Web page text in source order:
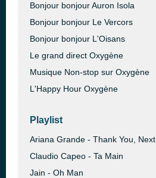
Bonjour bonjour Auron Isola
Bonjour bonjour Le Vercors
Bonjour bonjour L'Oisans
Le grand direct Oxygène
Musique Non-stop sur Oxygène
L'Happy Hour Oxygène
Playlist
Ariana Grande - Thank You, Next
Claudio Capeo - Ta Main
Jain - Oh Man